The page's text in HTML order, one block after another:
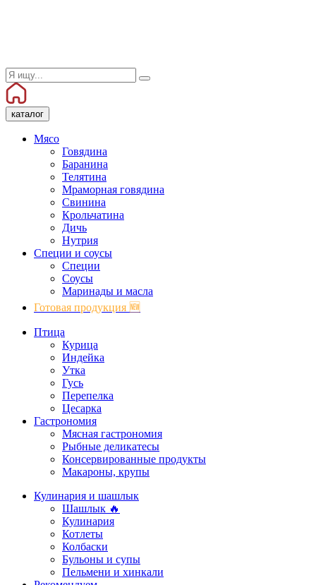
каталог
Мясо
Говядина
Баранина
Телятина
Мраморная говядина
Свинина
Крольчатина
Дичь
Нутрия
Специи и соусы
Специи
Соусы
Маринады и масла
Готовая продукция 🆕
Птица
Курица
Индейка
Утка
Гусь
Перепелка
Цесарка
Гастрономия
Мясная гастрономия
Рыбные деликатесы
Консервированные продукты
Макароны, крупы
Кулинария и шашлык
Шашлык 🔥
Кулинария
Котлеты
Колбаски
Бульоны и супы
Пельмени и хинкали